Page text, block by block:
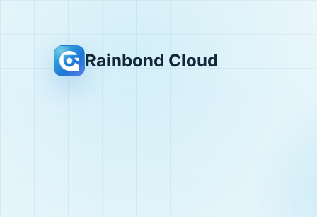
Rainbond Cloud